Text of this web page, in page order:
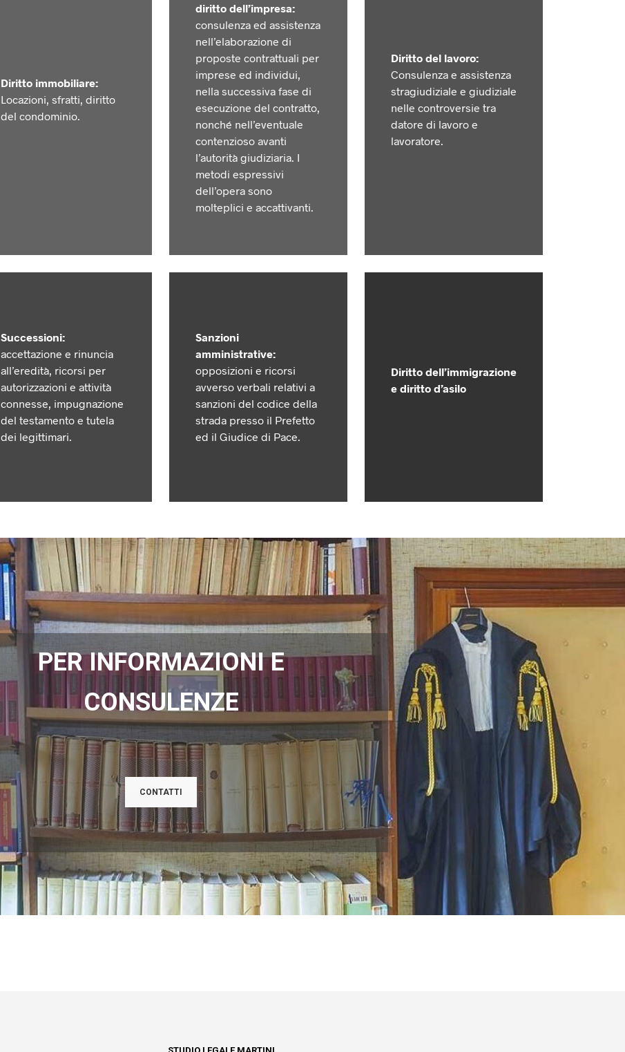
Diritto immobiliare:
Locazioni, sfratti, diritto
del condominio.
diritto dell’impresa:
consulenza ed assistenza
nell’elaborazione di
proposte contrattuali per
imprese ed individui,
nella successiva fase di
esecuzione del contratto,
nonché nell’eventuale
contenzioso avanti
l’autorità giudiziaria. I
metodi espressivi
dell’opera sono
molteplici e accattivanti.
Diritto del lavoro:
Consulenza e assistenza
stragiudiziale e giudiziale
nelle controversie tra
datore di lavoro e
lavoratore.
Successioni:
accettazione e rinuncia
all’eredità, ricorsi per
autorizzazioni e attività
connesse, impugnazione
del testamento e tutela
dei legittimari.
Sanzioni
amministrative:
opposizioni e ricorsi
avverso verbali relativi a
sanzioni del codice della
strada presso il Prefetto
ed il Giudice di Pace.
Diritto dell’immigrazione
e diritto d’asilo
PER INFORMAZIONI E
CONSULENZE
CONTATTI